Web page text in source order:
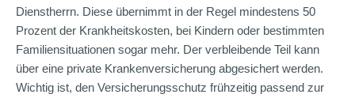
Dienstherrn. Diese übernimmt in der Regel mindestens 50
Prozent der Krankheitskosten, bei Kindern oder bestimmten
Familiensituationen sogar mehr. Der verbleibende Teil kann
über eine private Krankenversicherung abgesichert werden.
Wichtig ist, den Versicherungsschutz frühzeitig passend zur